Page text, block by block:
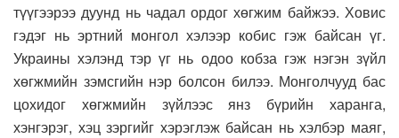
түүгээрээ дуунд нь чадал ордог хөгжим байжээ. Ховис
гэдэг нь эртний монгол хэлээр кобис гэж байсан үг.
Украины хэлэнд тэр үг нь одоо кобза гэж нэгэн зүйл
хөгжмийн зэмсгийн нэр болсон билээ. Монголчууд бас
цохидог хөгжмийн зүйлээс янз бүрийн харанга,
хэнгэрэг, хэц зэргийг хэрэглэж байсан нь хэлбэр маяг,